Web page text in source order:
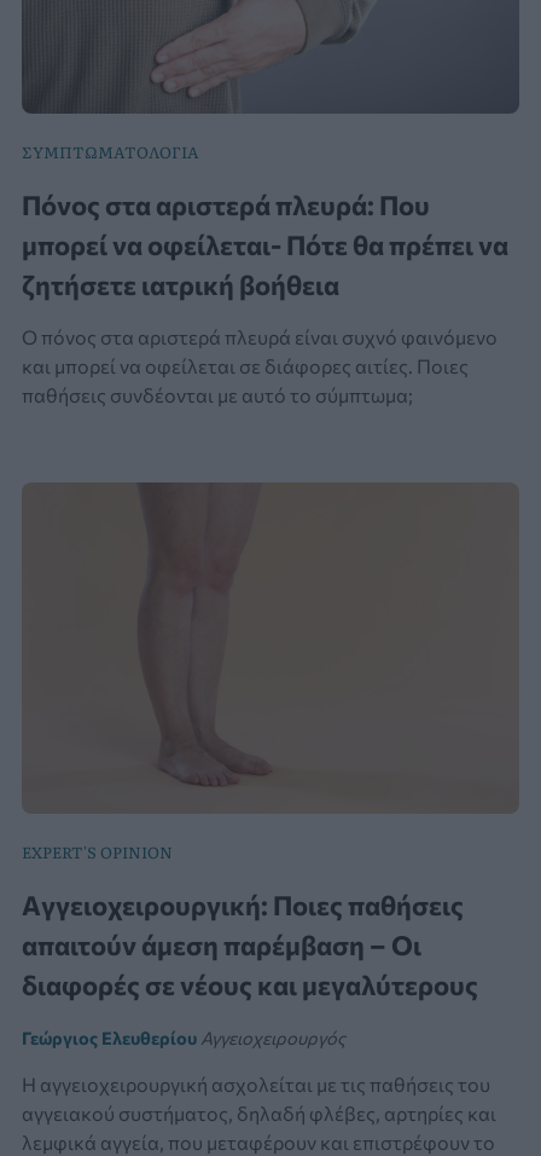
ΣΥΜΠΤΩΜΑΤΟΛΟΓΙΑ
Πόνος στα αριστερά πλευρά: Που
μπορεί να οφείλεται- Πότε θα πρέπει να
ζητήσετε ιατρική βοήθεια
Ο πόνος στα αριστερά πλευρά είναι συχνό φαινόμενο
και μπορεί να οφείλεται σε διάφορες αιτίες. Ποιες
παθήσεις συνδέονται με αυτό το σύμπτωμα;
EXPERT'S OPINION
Aγγειοχειρουργική: Ποιες παθήσεις
απαιτούν άμεση παρέμβαση – Οι
διαφορές σε νέους και μεγαλύτερους
Γεώργιος Ελευθερίου Αγγειοχειρουργός
Η αγγειοχειρουργική ασχολείται με τις παθήσεις του
αγγειακού συστήματος, δηλαδή φλέβες, αρτηρίες και
λεμφικά αγγεία, που μεταφέρουν και επιστρέφουν το